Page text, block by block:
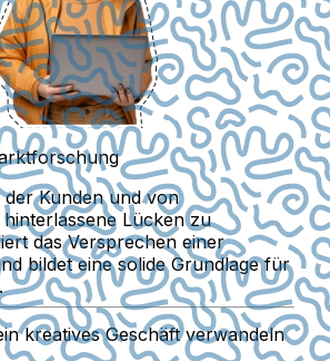
der Kunden und von
Lücken zu
das Versprechen einer
bildet eine solide Grundlage für
kreatives Geschäft verwandeln